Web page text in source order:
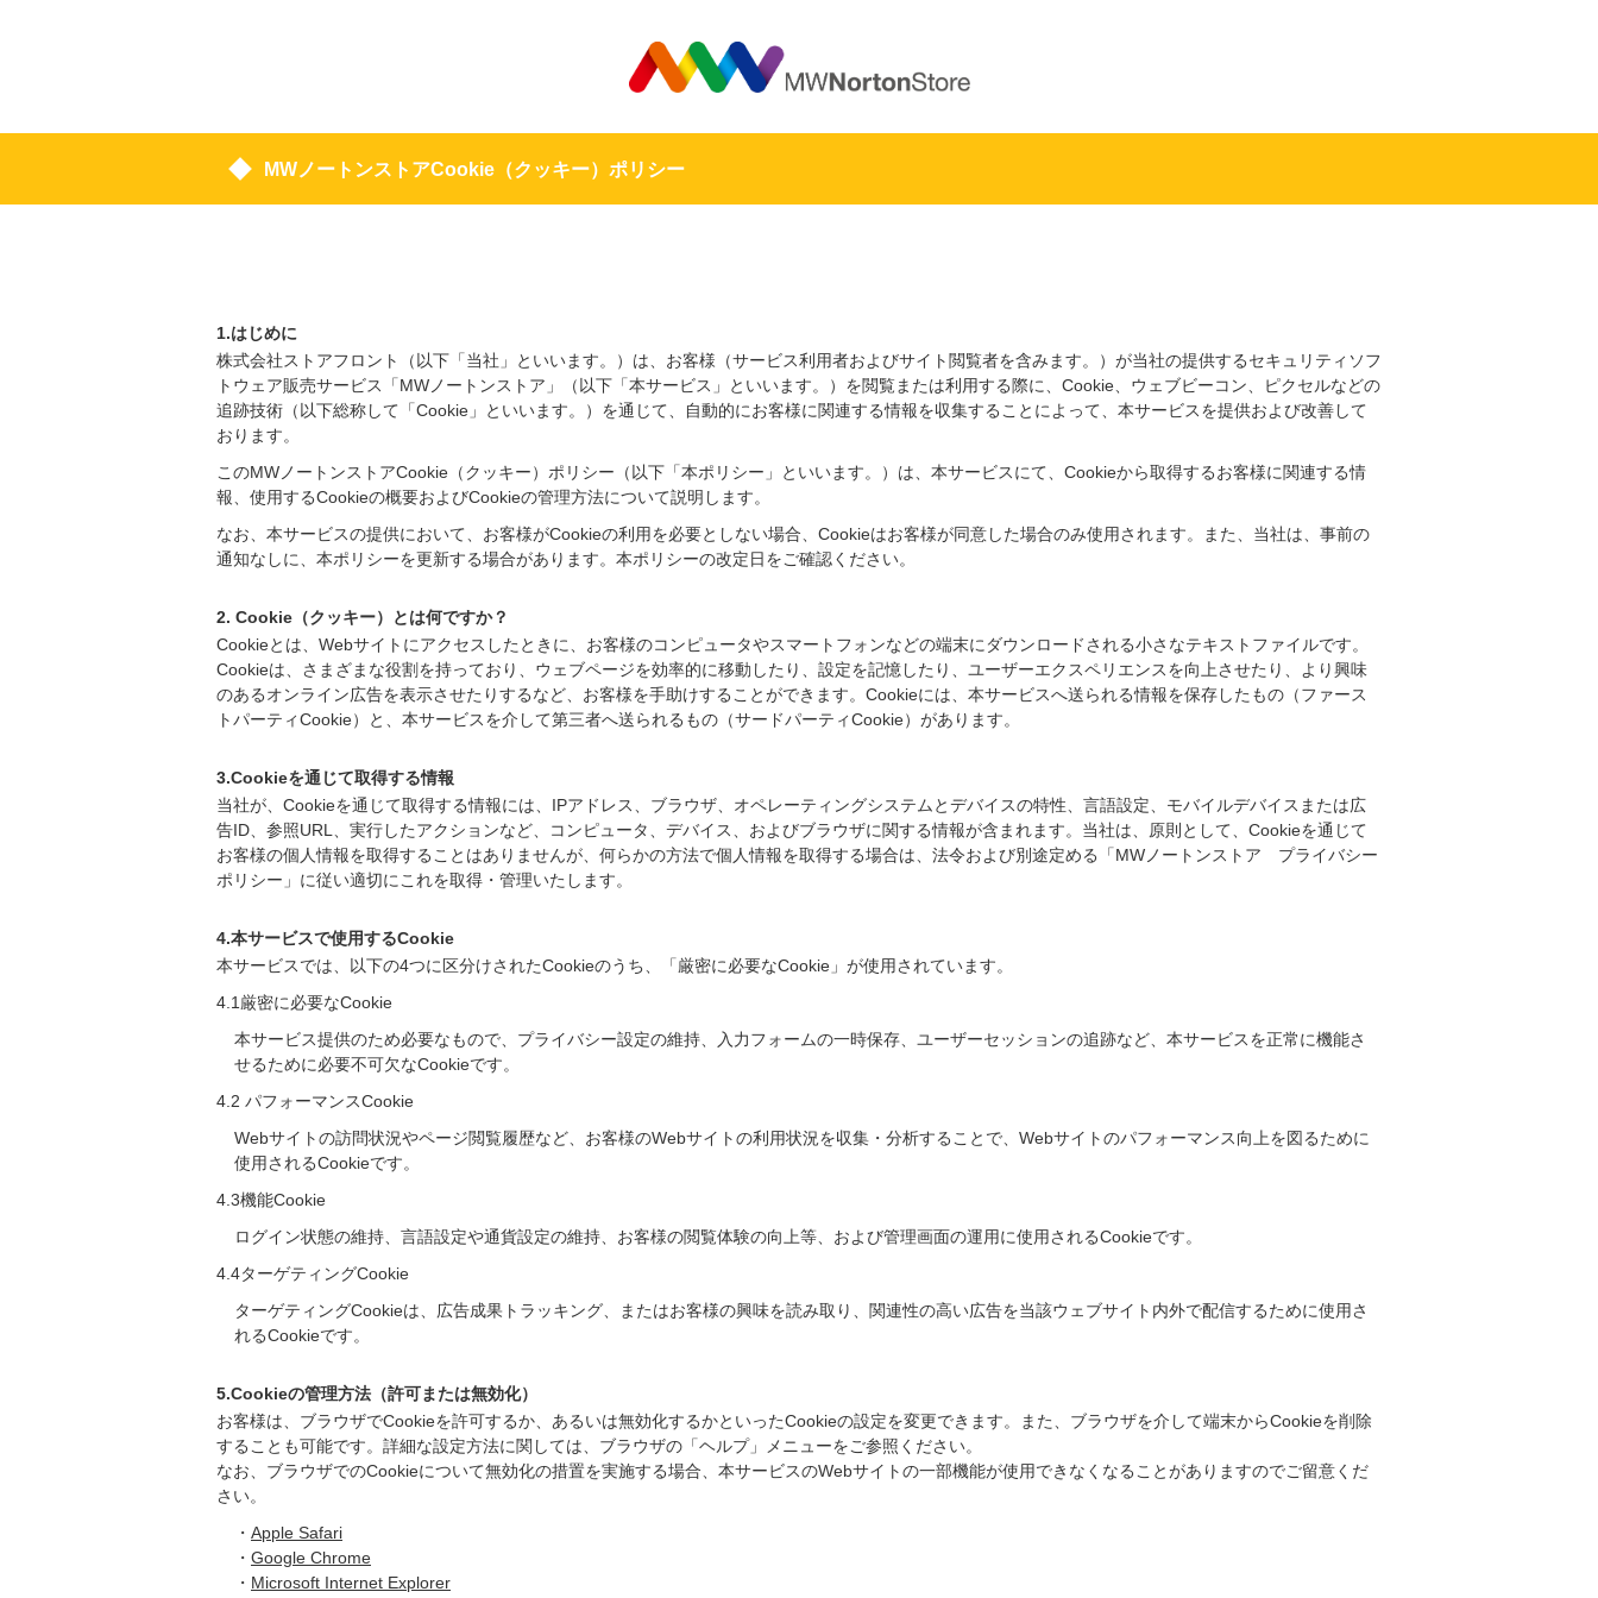
MWノートンストアCookie（クッキー）ポリシー
1.はじめに
株式会社ストアフロント（以下「当社」といいます。）は、お客様（サービス利用者およびサイト閲覧者を含みます。）が当社の提供するセキュリティソフ
トウェア販売サービス「MWノートンストア」（以下「本サービス」といいます。）を閲覧または利用する際に、Cookie、ウェブビーコン、ピクセルなどの
追跡技術（以下総称して「Cookie」といいます。）を通じて、自動的にお客様に関連する情報を収集することによって、本サービスを提供および改善して
おります。
このMWノートンストアCookie（クッキー）ポリシー（以下「本ポリシー」といいます。）は、本サービスにて、Cookieから取得するお客様に関連する情
報、使用するCookieの概要およびCookieの管理方法について説明します。
なお、本サービスの提供において、お客様がCookieの利用を必要としない場合、Cookieはお客様が同意した場合のみ使用されます。また、当社は、事前の
通知なしに、本ポリシーを更新する場合があります。本ポリシーの改定日をご確認ください。
2. Cookie（クッキー）とは何ですか？
Cookieとは、Webサイトにアクセスしたときに、お客様のコンピュータやスマートフォンなどの端末にダウンロードされる小さなテキストファイルです。
Cookieは、さまざまな役割を持っており、ウェブページを効率的に移動したり、設定を記憶したり、ユーザーエクスペリエンスを向上させたり、より興味
のあるオンライン広告を表示させたりするなど、お客様を手助けすることができます。Cookieには、本サービスへ送られる情報を保存したもの（ファース
トパーティCookie）と、本サービスを介して第三者へ送られるもの（サードパーティCookie）があります。
3.Cookieを通じて取得する情報
当社が、Cookieを通じて取得する情報には、IPアドレス、ブラウザ、オペレーティングシステムとデバイスの特性、言語設定、モバイルデバイスまたは広
告ID、参照URL、実行したアクションなど、コンピュータ、デバイス、およびブラウザに関する情報が含まれます。当社は、原則として、Cookieを通じて
お客様の個人情報を取得することはありませんが、何らかの方法で個人情報を取得する場合は、法令および別途定める「MWノートンストア プライバシー
ポリシー」に従い適切にこれを取得・管理いたします。
4.本サービスで使用するCookie
本サービスでは、以下の4つに区分けされたCookieのうち、「厳密に必要なCookie」が使用されています。
4.1厳密に必要なCookie
本サービス提供のため必要なもので、プライバシー設定の維持、入力フォームの一時保存、ユーザーセッションの追跡など、本サービスを正常に機能さ
せるために必要不可欠なCookieです。
4.2 パフォーマンスCookie
Webサイトの訪問状況やページ閲覧履歴など、お客様のWebサイトの利用状況を収集・分析することで、Webサイトのパフォーマンス向上を図るために
使用されるCookieです。
4.3機能Cookie
ログイン状態の維持、言語設定や通貨設定の維持、お客様の閲覧体験の向上等、および管理画面の運用に使用されるCookieです。
4.4ターゲティングCookie
ターゲティングCookieは、広告成果トラッキング、またはお客様の興味を読み取り、関連性の高い広告を当該ウェブサイト内外で配信するために使用さ
れるCookieです。
5.Cookieの管理方法（許可または無効化）
お客様は、ブラウザでCookieを許可するか、あるいは無効化するかといったCookieの設定を変更できます。また、ブラウザを介して端末からCookieを削除
することも可能です。詳細な設定方法に関しては、ブラウザの「ヘルプ」メニューをご参照ください。
なお、ブラウザでのCookieについて無効化の措置を実施する場合、本サービスのWebサイトの一部機能が使用できなくなることがありますのでご留意くだ
さい。
・ Apple Safari
・ Google Chrome
・ Microsoft Internet Explorer